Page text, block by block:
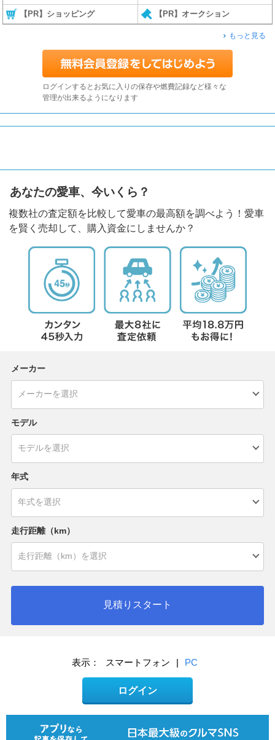
【PR】ショッピング 【PR】オークション
もっと見る
ログインするとお気に入りの保存や燃費記録など様々な
管理が出来るようになります
あなたの愛車、今いくら？
複数社の査定額を比較して愛車の最高額を調べよう！愛車
を賢く売却して、購入資金にしませんか？
メーカー
モデル
年式
走行距離（km）
見積りスタート
表示： スマートフォン | PC
ログイン